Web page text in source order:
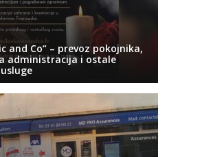
and Co“ – prevoz pokojnika,
administracija i ostale